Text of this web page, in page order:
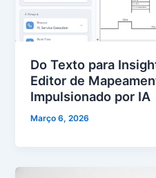
Do Texto para
Editor de
Impulsionado por IA
Março 6, 2026